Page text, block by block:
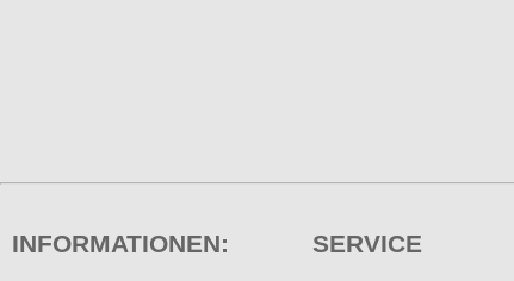
INFORMATIONEN: SERVICE